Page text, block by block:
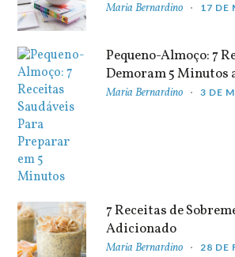
Maria Bernardino 17 DE
Pequeno-Almoço: 7
Demoram 5 Minutos
Maria Bernardino 3 DE
7 Receitas de
Adicionado
Maria Bernardino 28 DE